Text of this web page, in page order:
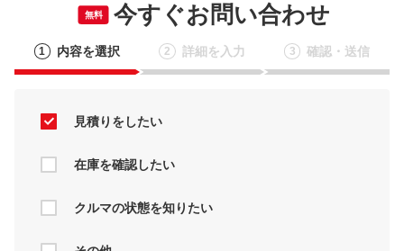
無料 今すぐお問い合わせ
1 内容を選択 2 詳細を入力 3 確認・送信
見積りをしたい
在庫を確認したい
クルマの状態を知りたい